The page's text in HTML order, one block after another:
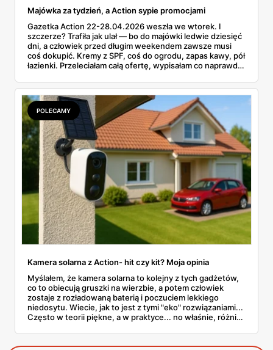
Majówka za tydzień, a Action sypie promocjami
Gazetka Action 22-28.04.2026 weszła we wtorek. I
szczerze? Trafiła jak ulał — bo do majówki ledwie dziesięć
dni, a człowiek przed długim weekendem zawsze musi
coś dokupić. Kremy z SPF, coś do ogrodu, zapas kawy, pół
łazienki. Przeleciałam całą ofertę, wypisałam co naprawdę
wszystko w tym tygodniu to hit. Ceny od 2,99 zł za
rękawice do 379 zł za fotel wiszący. Coś dla każdej
kieszeni.
POLECAMY
Kamera solarna z Action- hit czy kit? Moja opinia
Myślałem, że kamera solarna to kolejny z tych gadżetów,
co to obiecują gruszki na wierzbie, a potem człowiek
zostaje z rozładowaną baterią i poczuciem lekkiego
niedosytu. Wiecie, jak to jest z tymi "eko" rozwiązaniami...
Często w teorii piękne, a w praktyce... no właśnie, różnie.
pozytywnie mnie zaskoczyła!